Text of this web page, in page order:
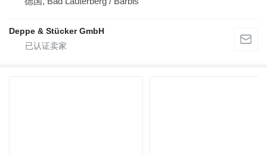
Deppe & Stücker GmbH